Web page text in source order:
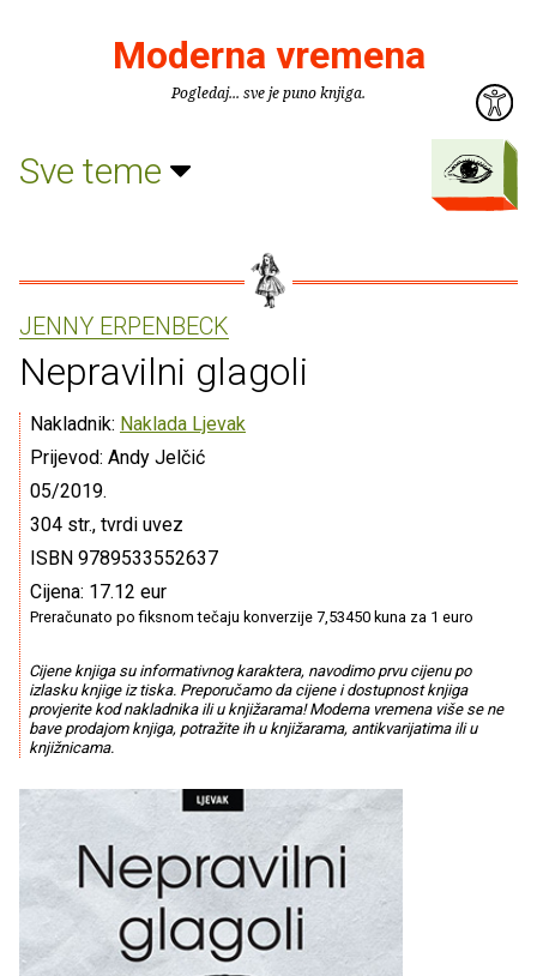
Moderna vremena
Pogledaj... sve je puno knjiga.
Sve teme
JENNY ERPENBECK
Nepravilni glagoli
Nakladnik: Naklada Ljevak
Prijevod: Andy Jelčić
05/2019.
304 str., tvrdi uvez
ISBN 9789533552637
Cijena: 17.12 eur
Preračunato po fiksnom tečaju konverzije 7,53450 kuna za 1 euro
Cijene knjiga su informativnog karaktera, navodimo prvu cijenu po
izlasku knjige iz tiska. Preporučamo da cijene i dostupnost knjiga
provjerite kod nakladnika ili u knjižarama! Moderna vremena više se ne
bave prodajom knjiga, potražite ih u knjižarama, antikvarijatima ili u
knjižnicama.